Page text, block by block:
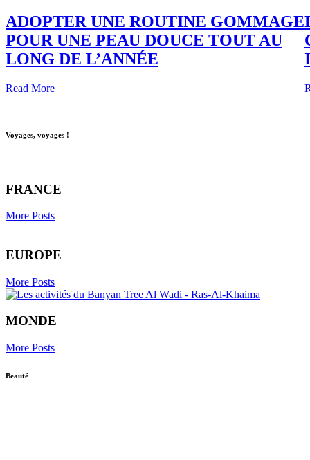
ADOPTER UNE ROUTINE GOMMAGE
POUR UNE PEAU DOUCE TOUT AU
LONG DE L’ANNÉE
Read More
Voyages, voyages !
FRANCE
More Posts
EUROPE
More Posts
MONDE
More Posts
Beauté